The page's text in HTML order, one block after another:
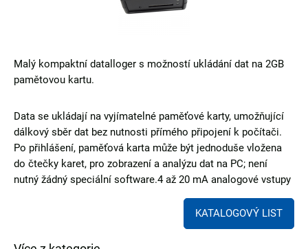
Malý kompaktní datalloger s možností ukládání dat na 2GB
pamětovou kartu.
Data se ukládají na vyjímatelné paměťové karty, umožňující
dálkový sběr dat bez nutnosti přímého připojení k počítači.
Po přihlášení, paměťová karta může být jednoduše vložena
do čtečky karet, pro zobrazení a analýzu dat na PC; není
nutný žádný speciální software.4 až 20 mA analogové vstupy
KATALOGOVÝ LIST